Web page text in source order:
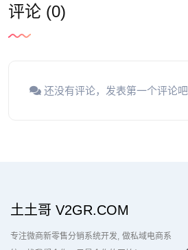
评论 (0)
还没有评论，发表第一个评论吧
土土哥 V2GR.COM
专注微商新零售分销系统开发 做私域电商系